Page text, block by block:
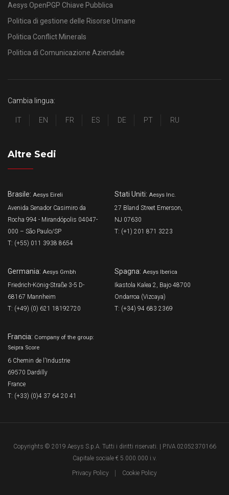
Aesys OpenPGP Chiave Pubblica
Politica di gestione delle Risorse Umane
Politica Conflict Minerals
Politica di Comunicazione Aziendale
Cambia lingua:
IT EN FR ES DE PT RU
Altre Sedi
Brasile: Aesys Eireli
Avenida Senador Casimiro da
Rocha 994 - Mirandópolis 04047-
000 – São Paulo/SP
T: (+55) 011 3938 8654
Stati Uniti: Aesys Inc.
27 Bland Street Emerson,
NJ 07630
T: (+1) 201 871 3223
Germania: Aesys Gmbh
Friedrich-König-Straße 3-5 D-
68167 Mannheim
T: (+49) (0) 621 18192720
Spagna: Aesys Iberica
Ikastola Kalea 2, Bajo 48700
Ondarroa (Vizcaya)
T: (+34) 94 683 2369
Francia: Company of the group:
Seipra Score
6 Chemin de l'Industrie
69570 Dardilly
France
T: (+33) (0)4 37 64 20 41
Copyrights © 2019 Aesys S.p.A. Tutti i diritti riservati. | P.IVA 02052370166
Capitale sociale € 5.000.000 i.v.
Privacy Policy Cookie Policy